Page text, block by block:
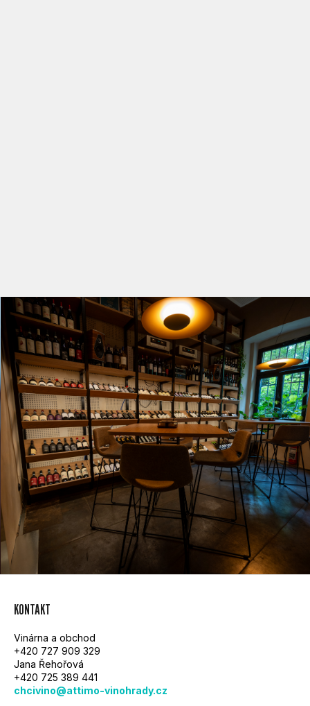
KONTAKT
Vinárna a obchod
+420 727 909 329
Jana Řehořová
+420 725 389 441
chcivino@attimo-vinohrady.cz